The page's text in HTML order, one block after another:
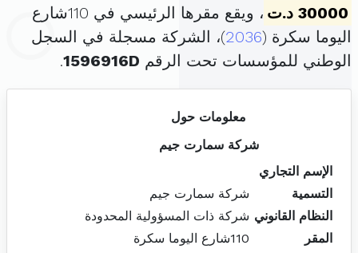
30000 د.ت
، ويقع مقرها الرئيسي في 110شارع
اليوما سكرة (2036)، الشركة مسجلة في السجل
الوطني للمؤسسات تحت الرقم 1596916D
.
معلومات حول
شركة سمارت جيم
الإسم التجاري
التسمية
شركة سمارت جيم
النظام القانوني شركة ذات المسؤولية المحدودة
المقر
110شارع اليوما سكرة